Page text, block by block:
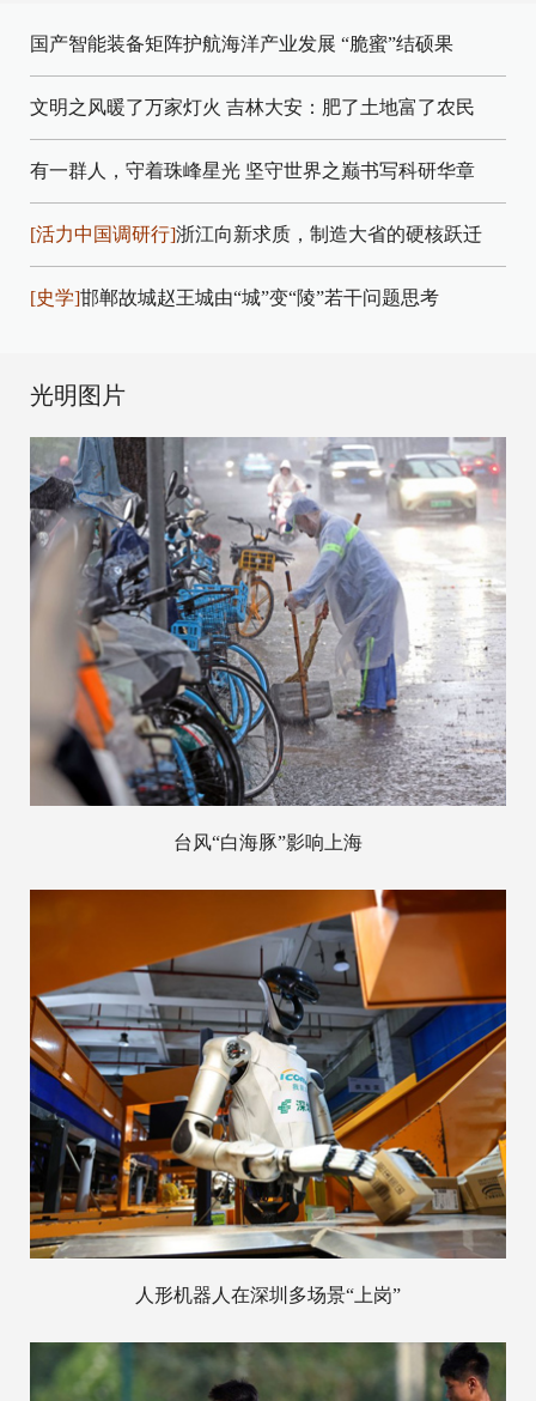
国产智能装备矩阵护航海洋产业发展 “脆蜜”结硕果
文明之风暖了万家灯火 吉林大安：肥了土地富了农民
有一群人，守着珠峰星光 坚守世界之巅书写科研华章
[活力中国调研行]浙江向新求质，制造大省的硬核跃迁
[史学]邯郸故城赵王城由“城”变“陵”若干问题思考
光明图片
台风“白海豚”影响上海
人形机器人在深圳多场景“上岗”